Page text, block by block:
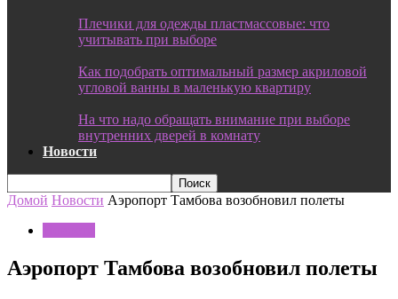
Плечики для одежды пластмассовые: что
учитывать при выборе
Как подобрать оптимальный размер акриловой
угловой ванны в маленькую квартиру
На что надо обращать внимание при выборе
внутренних дверей в комнату
Новости
Домой Новости Аэропорт Тамбова возобновил полеты
Аэропорт Тамбова возобновил полеты